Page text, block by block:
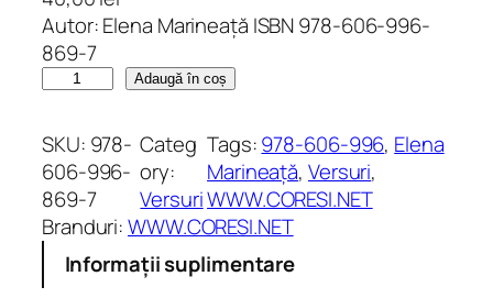
Autor: Elena Marineață ISBN 978-606-996-
869-7
n
t
i
t
a
Adaugă în coș
SKU: 978-
606-996-
869-7
Categ
ory:
Versuri
Tags:978-606-996, Elena
Marineață, Versuri
WWW.CORESI.NET
Branduri:WWW.CORESI.NET
Informații suplimentare